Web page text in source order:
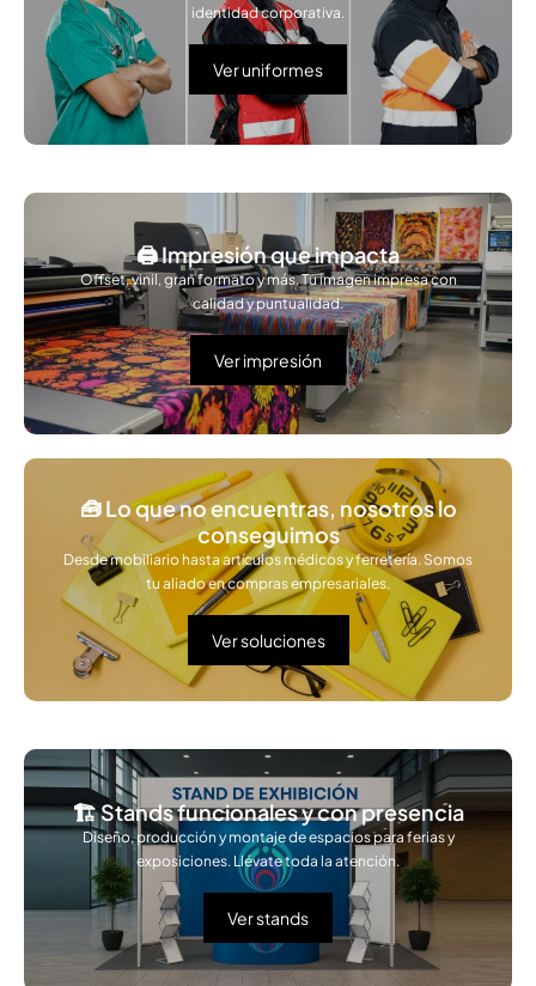
identidad corporativa.
Ver uniformes
🖨️ Impresión que impacta
Offset, vinil, gran formato y más. Tu imagen impresa con
calidad y puntualidad.
Ver impresión
🧰 Lo que no encuentras, nosotros lo
conseguimos
Desde mobiliario hasta artículos médicos y ferretería. Somos
tu aliado en compras empresariales.
Ver soluciones
🏗️ Stands funcionales y con presencia
Diseño, producción y montaje de espacios para ferias y
exposiciones. Llévate toda la atención.
Ver stands